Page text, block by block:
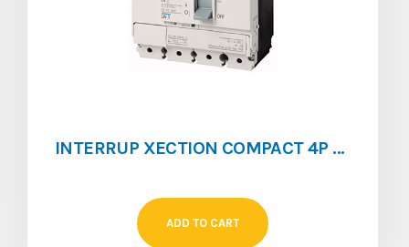
INTERRUP XECTION COMPACT 4P 100 A LN1-4-100-I
ADD TO CART